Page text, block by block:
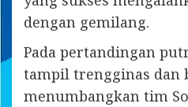
dengan gemilang.
Pada pertandingan
tampil trengginas dan
menumbangkan tim